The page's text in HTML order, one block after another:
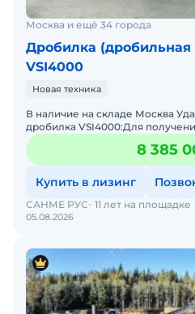
Москва и ещё 34 города
Дробилка (дробильная
VSI4000
Новая техника
В наличие на складе Москва
дробилка VSI4000:Для
мелкой фракции и песка с
ГОСТ 8
8 385
Купить в лизинг
05.08.2026
САНМЕ РУС 11 лет на площадке